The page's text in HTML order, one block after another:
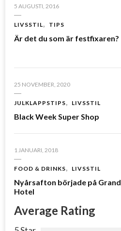
5 AUGUSTI, 2016
LIVSSTIL TIPS
Är det du som är festfixaren?
25 NOVEMBER, 2020
JULKLAPPSTIPS LIVSSTIL
Black Week Super Shop
1 JANUARI, 2018
FOOD & DRINKS LIVSSTIL
Nyårsafton började på Grand
Hotel
Average Rating